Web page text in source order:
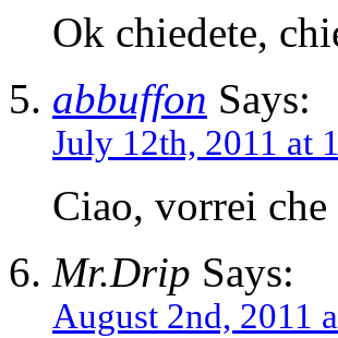
Ok chiedete,
abbuffon Says:
July 12th, 2011 at
Ciao, vorrei
Mr.Drip Says:
August 2nd, 2011